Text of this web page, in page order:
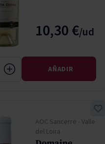
10,30 €
AÑADIR
AOC Sancerre - Valle
del Loira